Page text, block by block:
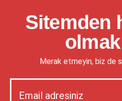
Sitemden
Merak etmeyin, biz de